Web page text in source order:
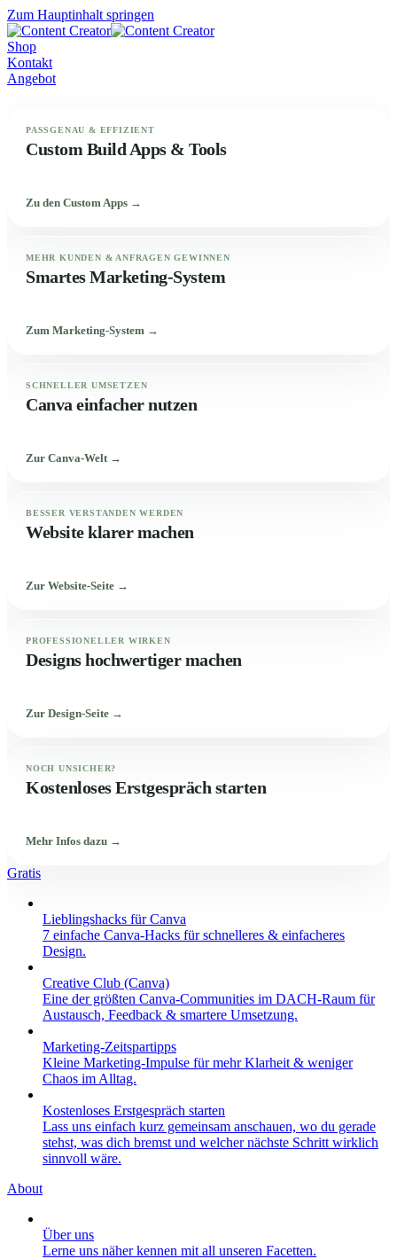
Zum Hauptinhalt springen
Shop
Kontakt
Angebot
PASSGENAU & EFFIZIENT
Custom Build Apps & Tools
Zu den Custom Apps →
MEHR KUNDEN & ANFRAGEN GEWINNEN
Smartes Marketing-System
Zum Marketing-System →
SCHNELLER UMSETZEN
Canva einfacher nutzen
Zur Canva-Welt →
BESSER VERSTANDEN WERDEN
Website klarer machen
Zur Website-Seite →
PROFESSIONELLER WIRKEN
Designs hochwertiger machen
Zur Design-Seite →
NOCH UNSICHER?
Kostenloses Erstgespräch starten
Mehr Infos dazu →
Gratis
Lieblingshacks für Canva
7 einfache Canva-Hacks für schnelleres & einfacheres
Design.
Creative Club (Canva)
Eine der größten Canva-Communities im DACH-Raum für
Austausch, Feedback & smartere Umsetzung.
Marketing-Zeitspartipps
Kleine Marketing-Impulse für mehr Klarheit & weniger
Chaos im Alltag.
Kostenloses Erstgespräch starten
Lass uns einfach kurz gemeinsam anschauen, wo du gerade
stehst, was dich bremst und welcher nächste Schritt wirklich
sinnvoll wäre.
About
Über uns
Lerne uns näher kennen mit all unseren Facetten.